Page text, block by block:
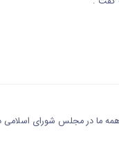
ما در مجلس شورای اسلامی